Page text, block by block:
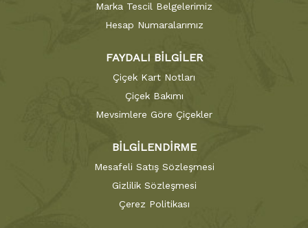
Marka Tescil Belgelerimiz
Hesap Numaralarımız
FAYDALI BİLGİLER
Çiçek Kart Notları
Çiçek Bakımı
Mevsimlere Göre Çiçekler
BİLGİLENDİRME
Mesafeli Satış Sözleşmesi
Gizlilik Sözleşmesi
Çerez Politikası